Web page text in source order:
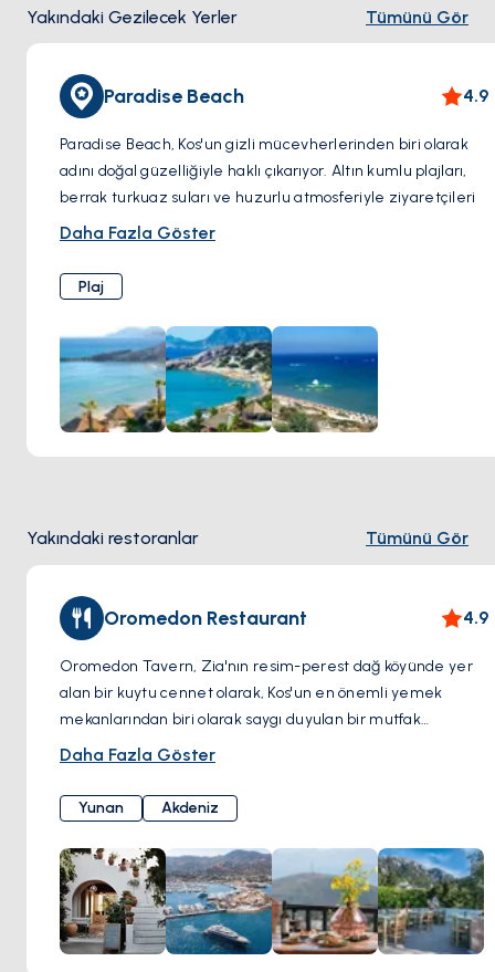
Yakındaki Gezilecek Yerler Tümünü Gör
Paradise Beach 4.9
Paradise Beach, Kos'un gizli mücevherlerinden biri olarak
adını doğal güzelliğiyle haklı çıkarıyor. Altın kumlu plajları,
berrak turkuaz suları ve huzurlu atmosferiyle ziyaretçileri
büyülüyor.
Paradise Beach'e adım attığınız anda, tertemiz beyaz kıyı
boyunca huzur dolu anlar sunan güneşin sıcaklığı ve hafif
esintiyle karşılaşırsınız. Berrak sulara ayaklarınızı
daldırdığınızda, göz kamaştırıcı bir manzarayla
karşılaşırsınız; denizin kristal berraklığı yüzme için
mükemmel bir ortam sunar.
Paradise Beach, sadece doğal güzelliğiyle değil, aynı
serinleyebilirsiniz. Ayrıca, su sporları tutkunları rüzgar sörfü
ve jet ski gibi aktivitelerin tadını çıkarabilirler.
Daha Fazla Göster
Plaj
Yakındaki restoranlar Tümünü Gör
Oromedon Restaurant 4.9
Oromedon Tavern, Zia'nın resim-perest dağ köyünde yer
alan bir kuytu cennet olarak, Kos'un en önemli yemek
mekanlarından biri olarak saygı duyulan bir mutfak
mücevheri olarak yer alır. Bu yemek mekanının büyüsüne,
eklenir. Geleneklere olan bağlılığıyla tanınan Oromedon
Tavern, yalnızca zamanla test edilmiş tariflerden oluşan bir
menü sunar. Oromedon'u gerçekten farklı kılan şey,
geleneksel yemeklerin taş fırın sıcaklığında ustalıkla
pişirilmesine olan bağlılığıdır, her ısırıkta Yunan lezzetleri
ve aromatik zenginlikle enfüze edilir. Tavernanın Yunan
atmosferi, personele özgü hoş karşılama misafirleri
Daha Fazla Göster
Yunan Akdeniz